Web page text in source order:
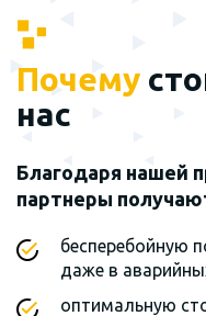
Почему
нас
Благодаря нашей
партнеры
бесперебойную
даже в
оптимальную